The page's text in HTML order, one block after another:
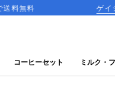
ゲイシャの魅力を
コーヒーセット ミルク・